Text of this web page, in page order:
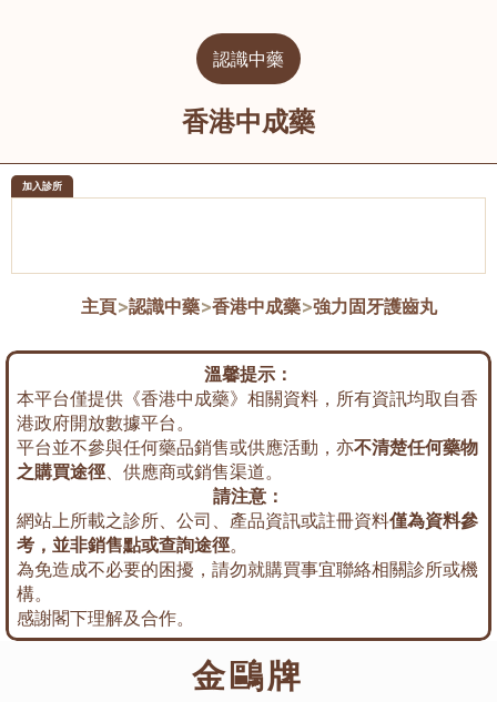
認識中藥
香港中成藥
加入診所
主頁>認識中藥>香港中成藥>強力固牙護齒丸
溫馨提示：
本平台僅提供《香港中成藥》相關資料，所有資訊均取自香
港政府開放數據平台。
平台並不參與任何藥品銷售或供應活動，亦不清楚任何藥物
之購買途徑、供應商或銷售渠道。
請注意：
網站上所載之診所、公司、產品資訊或註冊資料僅為資料參
考，並非銷售點或查詢途徑。
為免造成不必要的困擾，請勿就購買事宜聯絡相關診所或機
構。
感謝閣下理解及合作。
金鷗牌